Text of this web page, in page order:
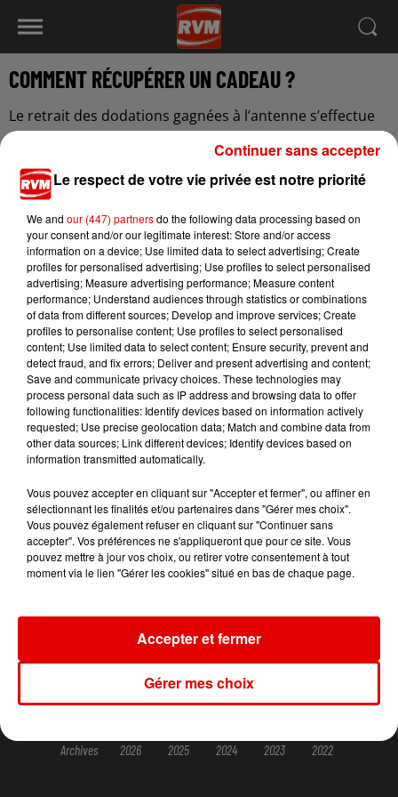
COMMENT RÉCUPÉRER UN CADEAU ?
Le retrait des dodations gagnées à l’antenne s’effectue
ausecrétariat d'RVMsitué au43 rue Madame de
Sévigné 08000 Charleville-Mézières.
Les cadeaux doivent être retirésdans un délai
indication contraire communiquée par la station.
Le secrétariat est ouvertdu lundi au vendredi, de9h00
à 13h00.
Les gagnants sont tenus de se présentermunis d’une
pièce d’identité en cours de validitéafin de permettre
la remise de leur dotation.
AGENDA PODCASTS CONTACT
Conditions d'usage et charte pour la protection des données
Archives 2026 2025 2024 2023 2022
Le respect de votre vie privée est notre priorité
We and our (447) partnersdo the following data processing based on
your consent and/or our legitimate interest: Store and/or access
information on a device; Use limited data to select advertising; Create
profiles for personalised advertising; Use profiles to select personalised
advertising; Measure advertising performance; Measure content
performance; Understand audiences through statistics or combinations
of data from different sources; Develop and improve services; Create
profiles to personalise content; Use profiles to select personalised
content; Use limited data to select content; Ensure security, prevent and
detect fraud, and fix errors; Deliver and present advertising and content;
Save and communicate privacy choices. These technologies may
process personal data such as IP address and browsing data to offer
following functionalities: Identify devices based on information actively
requested; Use precise geolocation data; Match and combine data from
other data sources; Link different devices; Identify devices based on
information transmitted automatically.
Vous pouvez accepter en cliquant sur "Accepter et fermer", ou affiner en
sélectionnant les finalités et/ou partenaires dans "Gérer mes choix".
Vous pouvez également refuser en cliquant sur "Continuer sans
accepter". Vos préférences ne s'appliqueront que pour ce site. Vous
pouvez mettre à jour vos choix, ou retirer votre consentement à tout
moment via le lien "Gérer les cookies" situé en bas de chaque page.
Gérer mes choix
Accepter et fermer
Continuer sans accepter